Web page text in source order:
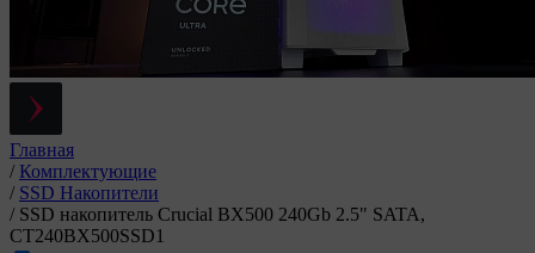
Главная
/ Комплектующие
/ SSD Накопители
/ SSD накопитель Crucial BX500 240Gb 2.5" SATA,
CT240BX500SSD1